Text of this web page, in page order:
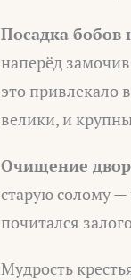
Посадка бобов
наперёд
это привлекало
велики, и
Очищение
старую солому
почитался
Мудрость